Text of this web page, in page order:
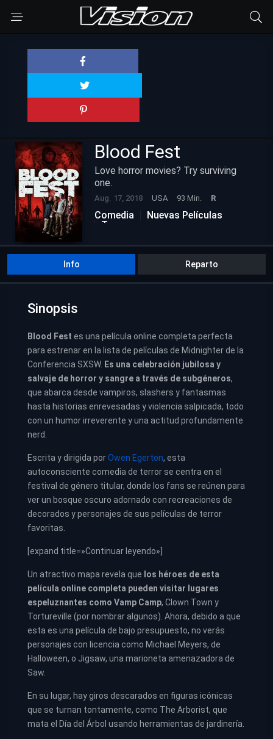
Blood Fest
Love horror movies? Try surviving
one.
Aug. 17, 2018 USA 93 Min. R
Comedia
Nuevas Películas
Terror
Info Reparto
Sinopsis
Blood Fest es una película online completa perfecta
para estrenar en la lista de películas de Midnighter de la
Conferencia SXSW. Es una celebración jubilosa y
salvaje de horror y sangre a través de subgéneros,
que abarca desde vampiros, slashers y fantasmas
hasta historias enrevesadas y violencia salpicada, todo
con un humor irreverente y una actitud profundamente
nerd.
Escrita y dirigida porOwen Egerton, esta
autoconsciente comedia de terror se centra en el
festival de género titular, donde los fans se reúnen para
ver un bosque oscuro adornado con recreaciones de
decorados y personajes de sus películas de terror
favoritas.
[expand title=»Continuar leyendo»]
Un atractivo mapa revela que los héroes de esta
película online completa pueden visitar lugares
espeluznantes como Vamp Camp, Clown Town y
Tortureville (por nombrar algunos). Ahora, debido a que
esta es una película de bajo presupuesto, no verás
personajes con licencia como Michael Meyers, de
Halloween, o Jigsaw, una marioneta amenazadora de
Saw.
En su lugar, hay giros descarados en figuras icónicas
que se turnan tontamente, como The Arborist, que
mata el Día del Árbol usando herramientas de jardinería.